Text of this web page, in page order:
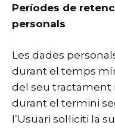
Períodes de
personals
Les dades
durant el temps
del seu tractament
durant el termini
l’Usuari sol·liciti la